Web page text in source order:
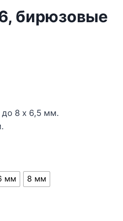
бирюзовые
8 х 6,5 мм.
мм 8 мм